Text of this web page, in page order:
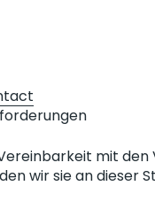
mit
wir sie an dieser